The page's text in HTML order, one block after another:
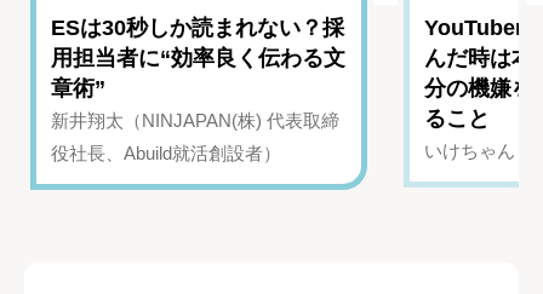
ESは30秒しか読まれない？採
用担当者に“効率良く伝わる文
章術”
新井翔太（NINJAPAN(株) 代表取締
役社長、Abuild就活創設者）
YouTuber
んだ時は
分の機嫌を
ること
いけちゃん（